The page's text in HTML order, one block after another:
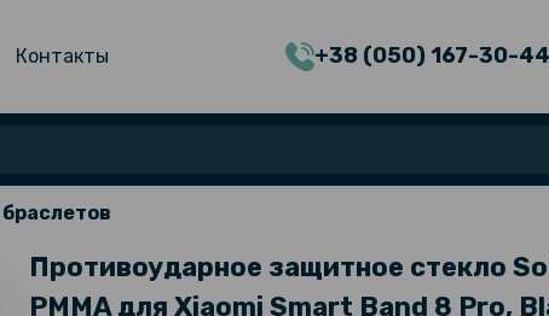
Контакты +38 (050) 167-30-44
Противоударное защитное стекло
PMMA для Xiaomi Smart Band 8 Pro,